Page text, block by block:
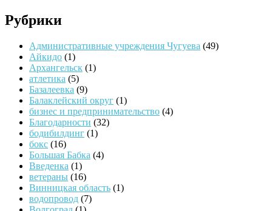
Рубрики
Административные учреждения Чугуева (49)
Айкидо (1)
Архангельск (1)
атлетика (5)
Базалеевка (9)
Балаклейский округ (1)
бизнес и предпринимательство (4)
Благодарности (32)
бодибилдинг (1)
бокс (16)
Большая Бабка (4)
Введенка (1)
ветераны (16)
Винницкая область (1)
водопровод (7)